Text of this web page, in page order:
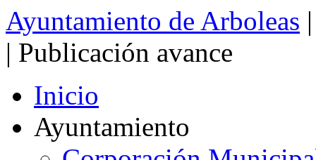
Ayuntamiento de Arboleas
| Publicación avance
Inicio
Ayuntamiento